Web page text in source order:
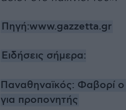
Πηγή:www.gazzetta.gr
Ειδήσεις σήμερα:
Παναθηναϊκός: Φαβορί ο
για προπονητής